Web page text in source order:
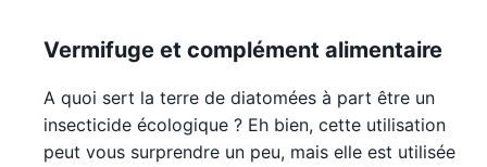
Vermifuge et complément alimentaire
A quoi sert la terre de diatomées à part être un
insecticide écologique ? Eh bien, cette utilisation
peut vous surprendre un peu, mais elle est utilisée